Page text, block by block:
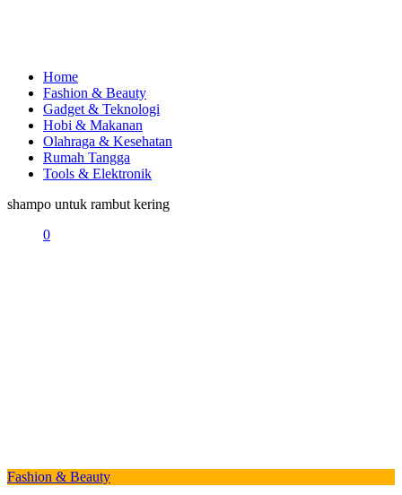
Home
Fashion & Beauty
Gadget & Teknologi
Hobi & Makanan
Olahraga & Kesehatan
Rumah Tangga
Tools & Elektronik
shampo untuk rambut kering
0
Fashion & Beauty